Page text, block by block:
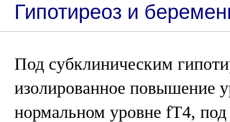
Гипотиреоз и
Под субклиническим
изолированное повышение
нормальном уровне fT4,